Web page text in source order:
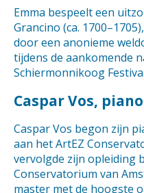
Emma bespeelt een
Grancino (ca.
door een anonieme
tijdens de aankomende
Schiermonnikoog
Caspar Vos, piano
Caspar Vos begon zijn
aan het ArtEZ
vervolgde zijn opleiding
Conservatorium van
master met de hoogste